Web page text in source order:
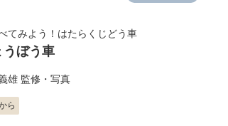
てみよう！はたらくじどう車
うぼう車
雄 監修・写真
ら